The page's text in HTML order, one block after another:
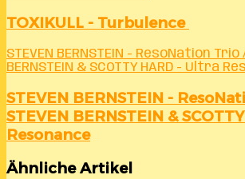
TOXIKULL - Turbulence
STEVEN BERNSTEIN - ResoNation Trio
BERNSTEIN & SCOTTY HARD - Ultra
STEVEN BERNSTEIN -
STEVEN BERNSTEIN &
Resonance
Ähnliche Artikel